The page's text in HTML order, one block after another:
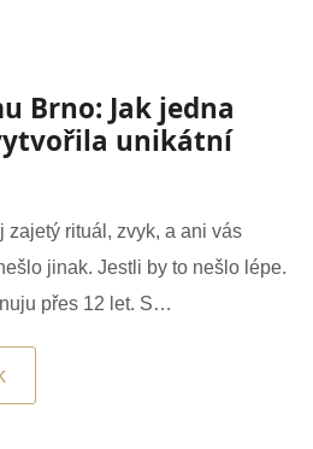
Brno: Jak jedna
unikátní
zajetý rituál, zvyk, a ani vás
jinak. Jestli by to nešlo lépe.
přes 12 let. S…